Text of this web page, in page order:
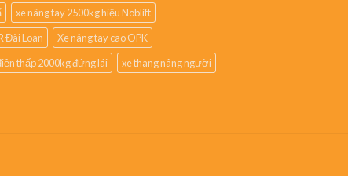
xe nâng tay 2500kg hiệu Noblift
Đài Loan
Xe nâng tay cao OPK
thấp 2000kg đứng lái
xe thang nâng người